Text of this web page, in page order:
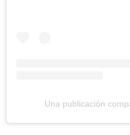
Una publicación